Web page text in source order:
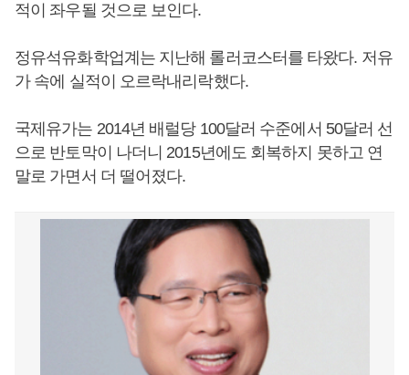
적이 좌우될 것으로 보인다.
정유석유화학업계는 지난해 롤러코스터를 타왔다. 저유
가 속에 실적이 오르락내리락했다.
국제유가는 2014년 배럴당 100달러 수준에서 50달러 선
으로 반토막이 나더니 2015년에도 회복하지 못하고 연
말로 가면서 더 떨어졌다.